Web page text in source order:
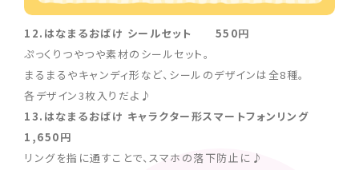
12.はなまるおばけ シールセット 550円
ぷっくりつやつや素材のシールセット。
まるまるやキャンディ形など、シールのデザインは全8種。
各デザイン3枚入りだよ♪
13.はなまるおばけ キャラクター形スマートフォンリング
1,650円
リングを指に通すことで、スマホの落下防止に♪